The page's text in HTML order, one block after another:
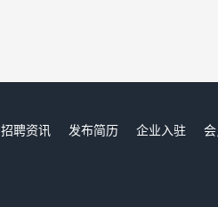
招聘资讯 发布简历 企业入驻